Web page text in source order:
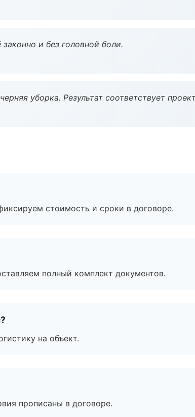
и без головной боли.
уборка. Результат соответствует
стоимость и сроки в договоре.
полный комплект документов.
на объект.
прописаны в договоре.